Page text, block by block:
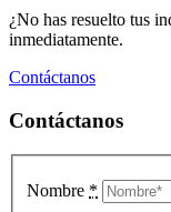
¿No has resuelto tus
inmediatamente.
Contáctanos
Contáctanos
Nombre *